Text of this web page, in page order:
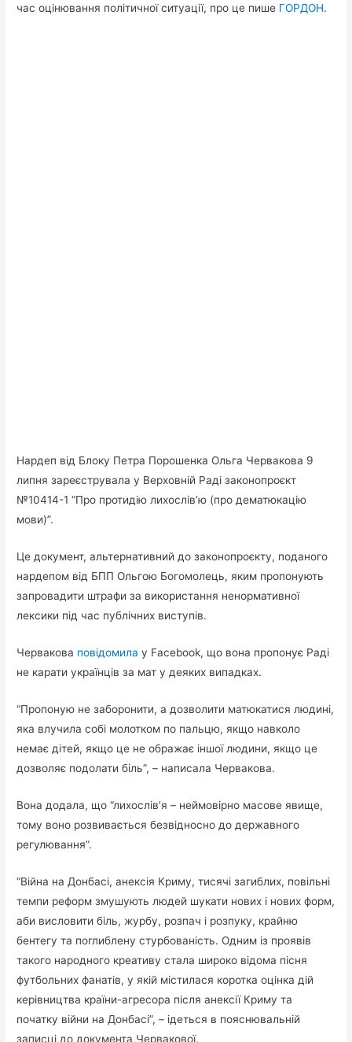
час оцінювання політичної ситуації, про це пише ГОРДОН.
Нардеп від Блоку Петра Порошенка Ольга Червакова 9
липня зареєструвала у Верховній Раді законопроєкт
№10414-1 “Про протидію лихослів’ю (про дематюкацію
мови)”.
Це документ, альтернативний до законопроєкту, поданого
нардепом від БПП Ольгою Богомолець, яким пропонують
запровадити штрафи за використання ненормативної
лексики під час публічних виступів.
Червакова повідомила у Facebook, що вона пропонує Раді
не карати українців за мат у деяких випадках.
“Пропоную не заборонити, а дозволити матюкатися людині,
яка влучила собі молотком по пальцю, якщо навколо
немає дітей, якщо це не ображає іншої людини, якщо це
дозволяє подолати біль”, – написала Червакова.
Вона додала, що “лихослів’я – неймовірно масове явище,
тому воно розвивається безвідносно до державного
регулювання”.
“Війна на Донбасі, анексія Криму, тисячі загиблих, повільні
темпи реформ змушують людей шукати нових і нових форм,
аби висловити біль, журбу, розпач і розпуку, крайню
бентегу та поглиблену стурбованість. Одним із проявів
такого народного креативу стала широко відома пісня
футбольних фанатів, у якій містилася коротка оцінка дій
керівництва країни-агресора після анексії Криму та
початку війни на Донбасі”, – ідеться в пояснювальній
записці до документа Червакової.